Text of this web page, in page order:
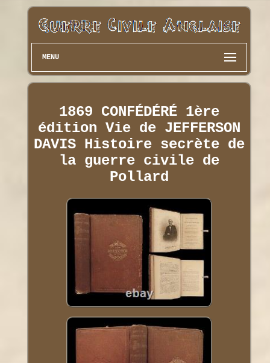
MENU
1869 CONFÉDÉRÉ 1ère
édition Vie de JEFFERSON
DAVIS Histoire secrète de
la guerre civile de
Pollard